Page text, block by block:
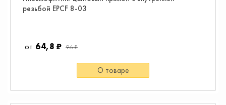
резьбой EPCF 8-03
64,8 ₽ 96 ₽
О товаре